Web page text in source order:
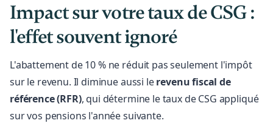
Impact sur votre taux de CSG :
l'effet souvent ignoré
L'abattement de 10 % ne réduit pas seulement l'impôt
sur le revenu. Il diminue aussi lerevenu fiscal de
référence (RFR), qui détermine le taux de CSG appliqué
sur vos pensions l'année suivante.